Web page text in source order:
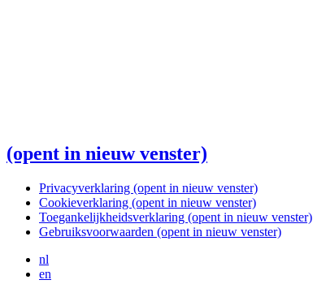
(opent in nieuw venster)
Privacyverklaring (opent in nieuw venster)
Cookieverklaring (opent in nieuw venster)
Toegankelijkheidsverklaring (opent in nieuw venster)
Gebruiksvoorwaarden (opent in nieuw venster)
nl
en